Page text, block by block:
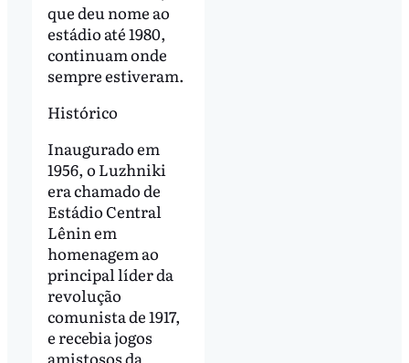
que deu nome ao
estádio até 1980,
continuam onde
sempre estiveram.
Histórico
Inaugurado em
1956, o Luzhniki
era chamado de
Estádio Central
Lênin em
homenagem ao
principal líder da
revolução
comunista de 1917,
e recebia jogos
amistosos da